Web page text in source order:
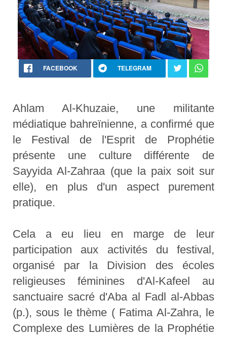
FACEBOOK TELEGRAM
Ahlam Al-Khuzaie, une militante
médiatique bahreïnienne, a confirmé que
le Festival de l'Esprit de Prophétie
présente une culture différente de
Sayyida Al-Zahraa (que la paix soit sur
elle), en plus d'un aspect purement
pratique.
Cela a eu lieu en marge de leur
participation aux activités du festival,
organisé par la Division des écoles
religieuses féminines d'Al-Kafeel au
sanctuaire sacré d'Aba al Fadl al-Abbas
(p.), sous le thème ( Fatima Al-Zahra, le
Complexe des Lumières de la Prophétie